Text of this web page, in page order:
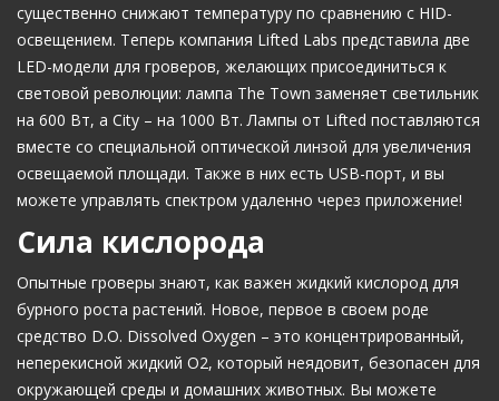
существенно снижают температуру по сравнению с HID-
освещением. Теперь компания Lifted Labs представила две
LED-модели для гроверов, желающих присоединиться к
световой революции: лампа The Town заменяет светильник
на 600 Вт, а City – на 1000 Вт. Лампы от Lifted поставляются
вместе со специальной оптической линзой для увеличения
освещаемой площади. Также в них есть USB-порт, и вы
можете управлять спектром удаленно через приложение!
Сила кислорода
Опытные гроверы знают, как важен жидкий кислород для
бурного роста растений. Новое, первое в своем роде
средство D.O. Dissolved Oxygen – это концентрированный,
неперекисной жидкий O2, который неядовит, безопасен для
окружающей среды и домашних животных. Вы можете